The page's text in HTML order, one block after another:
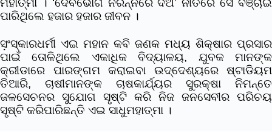
ମହାତ୍ମା । ‘ଦେବଭୋଗ ନିରନ୍ନରେ ଦିଅ’ ନୀତିରେ ସେ ବଞ୍ଚାଇ
ପାରିଥିଲେ ହଜାର ହଜାର ଜୀବନ ।
ସ଼ଂସ୍କାରଧର୍ମୀ ଏଇ ମହାନ କବି ଜଣକ ମଧ୍ୟ ଶିକ୍ଷାର ପ୍ରସାର
ପାଇଁ ତୋଳିଥିଲେ ଏକାଧିକ ବିଦ୍ୟାଳୟ, ଯୁବକ ମାନଙ୍କ
କ୍ରୀଡାରେ ପାରଙ୍ଗମ କରାଇବା ଉଦ୍ଦେଶ୍ୟରେ ଷ୍ଟାଡିୟମ
ତିଆରି, ଚାଷୀମାନଙ୍କ ଚାଷକାର୍ଯ୍ୟର ସୁରକ୍ଷା ନିମନ୍ତେ
ଜଳସେଚନର ସୁଯୋଗ ସୃଷ୍ଟି କରି ନିଜ ଜନସେବୀର ପରିଚୟ
ସୃଷ୍ଟି କରିପାରିଛନ୍ତି ଏଇ ସାଧୁମହାତ୍ମା ।